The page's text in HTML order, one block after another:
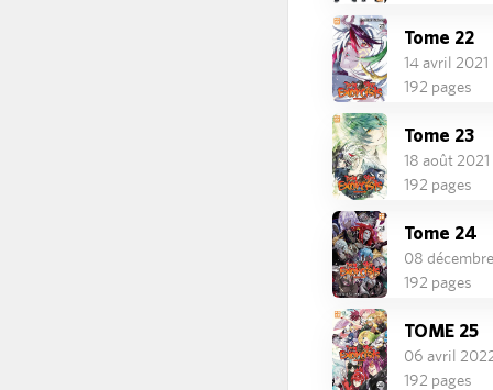
Tome 22
14 avril 2021
192 pages
Tome 23
18 août 2021
192 pages
Tome 24
08
192 pages
TOME 25
06 avril
192 pages